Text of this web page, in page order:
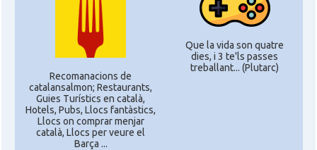
Recomanacions de
catalansalmon; Restaurants,
Guies Turístics en català,
Hotels, Pubs, Llocs fantàstics,
Llocs on comprar menjar
català, Llocs per veure el
Barça ...
Que la vida son quatre
dies, i 3 te'ls passes
treballant... (Plutarc)